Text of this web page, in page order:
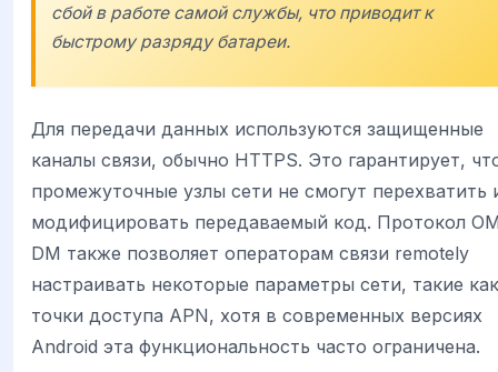
сбой в работе самой службы, что приводит к
быстрому разряду батареи.
Для передачи данных используются защищенные
каналы связи, обычно HTTPS. Это гарантирует,
промежуточные узлы сети не смогут перехватить
модифицировать передаваемый код. Протокол
DM также позволяет операторам связи remotely
настраивать некоторые параметры сети, такие как
точки доступа APN, хотя в современных версиях
Android эта функциональность часто ограничена.